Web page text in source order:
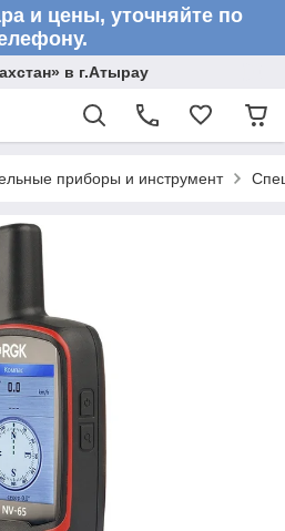
и цены, уточняйте по
в г.Атырау
приборы и инструмент